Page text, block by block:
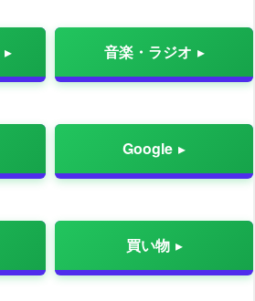
音楽・ラジオ
Google
買い物